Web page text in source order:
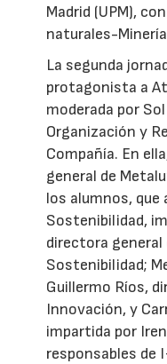
Madrid (UPM),
naturales-
La segunda
protagonista a
moderada por
Organización y
Compañía. En
general de
los alumnos,
Sostenibilidad,
directora general
Sostenibilidad;
Guillermo Ríos,
Innovación, y
impartida por
responsables de